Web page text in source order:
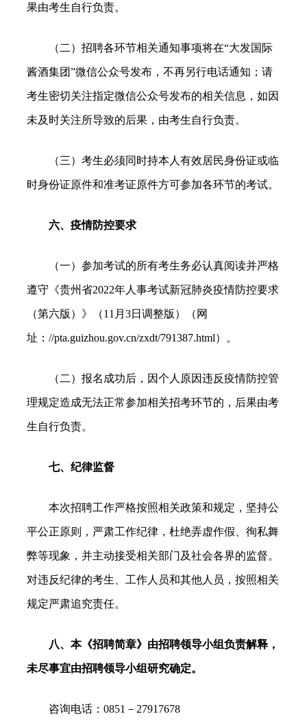
果由考生自行负责。
（二）招聘各环节相关通知事项将在“大发国际
酱酒集团”微信公众号发布，不再另行电话通知；请
考生密切关注指定微信公众号发布的相关信息，如因
未及时关注所导致的后果，由考生自行负责。
（三）考生必须同时持本人有效居民身份证或临
时身份证原件和准考证原件方可参加各环节的考试。
六、疫情防控要求
（一）参加考试的所有考生务必认真阅读并严格
遵守《贵州省2022年人事考试新冠肺炎疫情防控要求
（第六版）》（11月3日调整版）（网
址：//pta.guizhou.gov.cn/zxdt/791387.html）。
（二）报名成功后，因个人原因违反疫情防控管
理规定造成无法正常参加相关招考环节的，后果由考
生自行负责。
七、纪律监督
本次招聘工作严格按照相关政策和规定，坚持公
平公正原则，严肃工作纪律，杜绝弄虚作假、徇私舞
弊等现象，并主动接受相关部门及社会各界的监督。
对违反纪律的考生、工作人员和其他人员，按照相关
规定严肃追究责任。
八、本《招聘简章》由招聘领导小组负责解释，
未尽事宜由招聘领导小组研究确定。
咨询电话：0851－27917678